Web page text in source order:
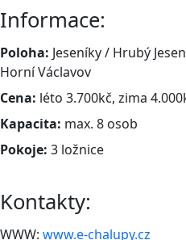
Informace:
Poloha: Jeseníky / Hrubý
Horní Václavov
Cena: léto 3.700kč, zima
Kapacita: max. 8 osob
Pokoje: 3 ložnice
Kontakty:
WWW: www.e-chalupy.cz